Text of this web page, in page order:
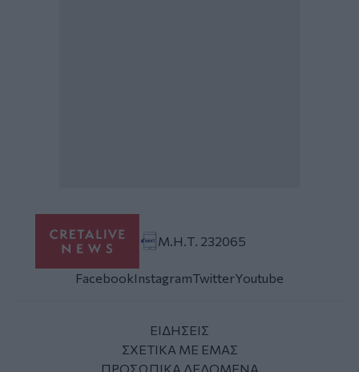
Μ.Η.Τ. 232065
FacebookInstagramTwitterYoutube
ΕΙΔΗΣΕΙΣ
ΣΧΕΤΙΚΑ ΜΕ ΕΜΑΣ
ΠΡΟΣΩΠΙΚΑ ΔΕΔΟΜΕΝΑ